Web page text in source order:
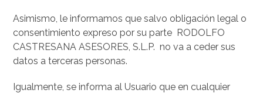
Asimismo, le informamos que salvo obligación legal o
consentimiento expreso por su parte RODOLFO
CASTRESANA ASESORES, S.L.P. no va a ceder sus
datos a terceras personas.
Igualmente, se informa al Usuario que en cualquier